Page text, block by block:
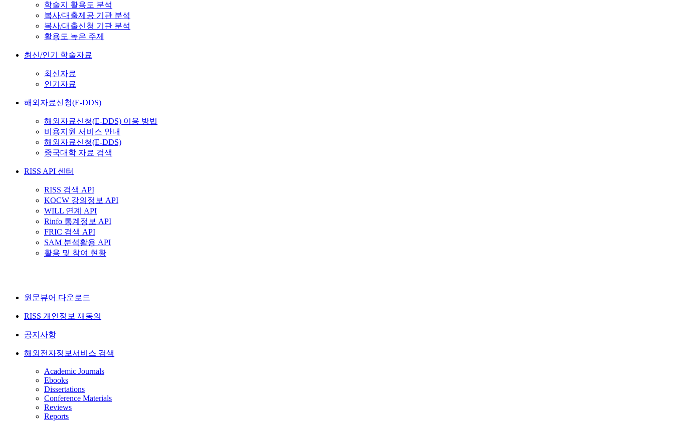
학술지 활용도 분석
복사/대출제공 기관 분석
복사/대출신청 기관 분석
활용도 높은 주제
최신/인기 학술자료
최신자료
인기자료
해외자료신청(E-DDS)
해외자료신청(E-DDS) 이용 방법
비용지원 서비스 안내
해외자료신청(E-DDS)
중국대학 자료 검색
RISS API 센터
RISS 검색 API
KOCW 강의정보 API
WILL 연계 API
Rinfo 통계정보 API
FRIC 검색 API
SAM 분석활용 API
활용 및 참여 현황
원문뷰어 다운로드
RISS 개인정보 재동의
공지사항
해외전자정보서비스 검색
Academic Journals
Ebooks
Dissertations
Conference Materials
Reviews
Reports